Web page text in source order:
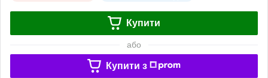
Купити
або
Купити з